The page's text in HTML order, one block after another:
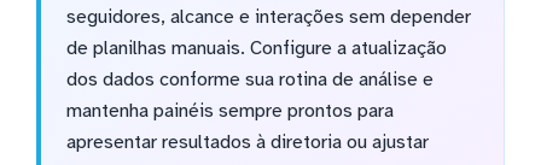
seguidores, alcance e interações sem depender
de planilhas manuais. Configure a atualização
dos dados conforme sua rotina de análise e
mantenha painéis sempre prontos para
apresentar resultados à diretoria ou ajustar